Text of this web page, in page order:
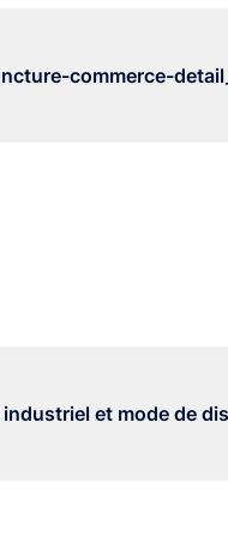
commerce-
et mode de